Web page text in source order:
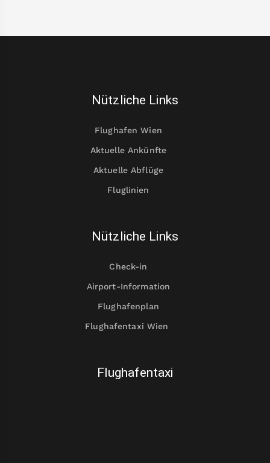
Nützliche Links
Flughafen Wien
Aktuelle Ankünfte
Aktuelle Abflüge
Fluglinien
Nützliche Links
Check-in
Airport-Information
Flughafenplan
Flughafentaxi Wien
Flughafentaxi